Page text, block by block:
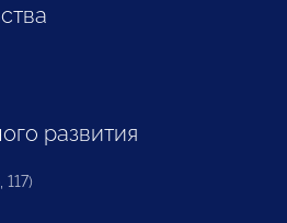
развития
117)